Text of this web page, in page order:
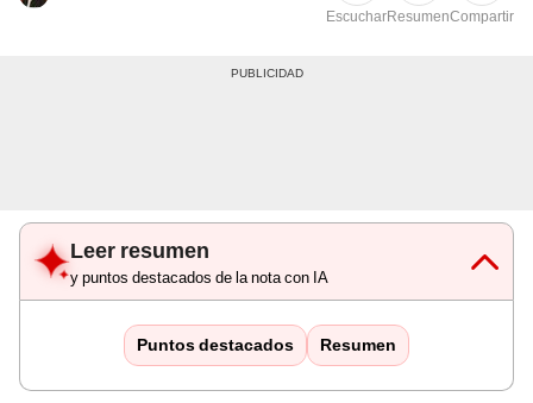
EscucharResumenCompartir
Leer resumen
y puntos destacados de la nota con IA
Puntos destacados Resumen